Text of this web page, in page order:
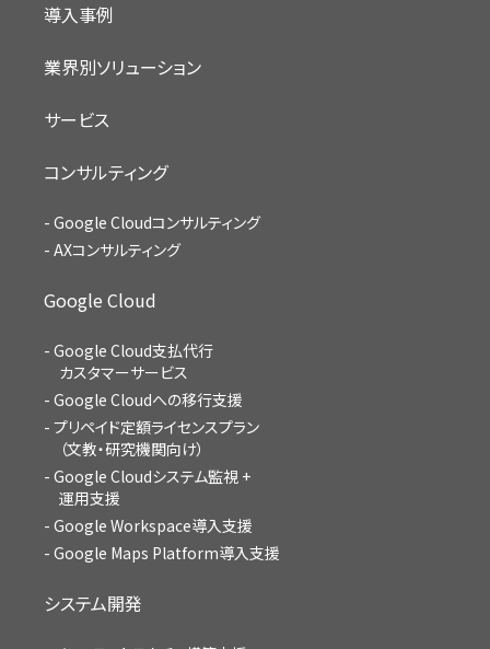
導入事例
業界別ソリューション
サービス
コンサルティング
Google Cloudコンサルティング
AXコンサルティング
Google Cloud
Google Cloud支払代行
カスタマーサービス
Google Cloudへの移行支援
プリペイド定額ライセンスプラン
（文教・研究機関向け）
Google Cloudシステム監視 +
運用支援
Google Workspace導入支援
Google Maps Platform導入支援
システム開発